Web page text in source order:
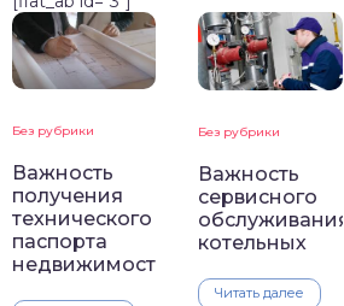
Без рубрики
Важность
получения
технического
паспорта
недвижимости
Без рубрики
Важность
сервисного
обслуживания
котельных
Читать далее